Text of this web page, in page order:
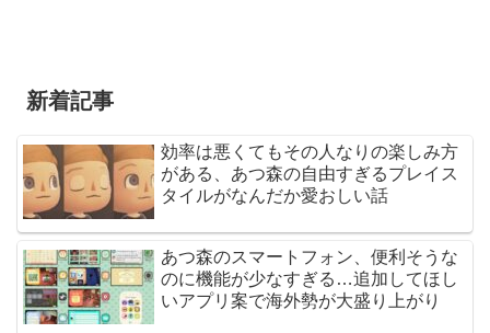
新着記事
効率は悪くてもその人なりの楽しみ方
がある、あつ森の自由すぎるプレイス
タイルがなんだか愛おしい話
あつ森のスマートフォン、便利そうな
のに機能が少なすぎる…追加してほし
いアプリ案で海外勢が大盛り上がり